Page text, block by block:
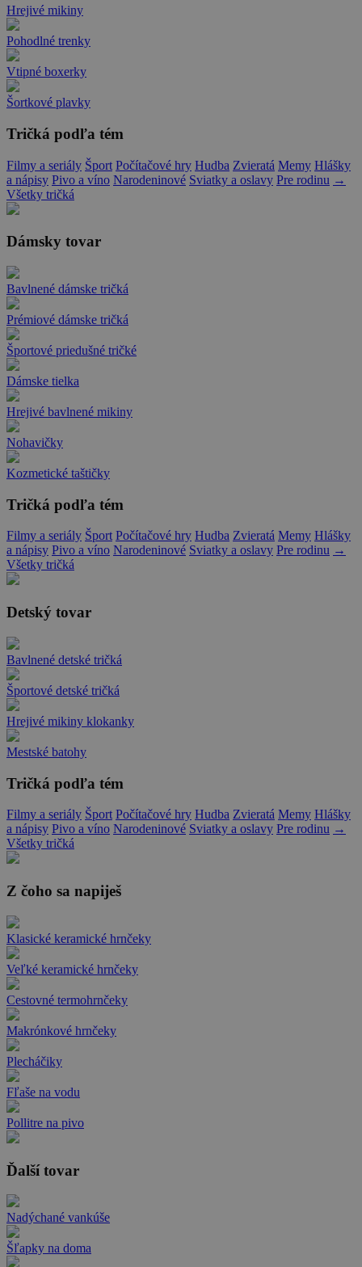
Hrejivé mikiny
Pohodlné trenky
Vtipné boxerky
Šortkové plavky
Tričká podľa tém
Filmy a seriály Šport Počítačové hry Hudba Zvieratá Memy Hlášky
a nápisy Pivo a víno Narodeninové Sviatky a oslavy Pre rodinu →
Všetky tričká
Dámsky tovar
Bavlnené dámske tričká
Prémiové dámske tričká
Športové priedušné tričké
Dámske tielka
Hrejivé bavlnené mikiny
Nohavičky
Kozmetické taštičky
Tričká podľa tém
Filmy a seriály Šport Počítačové hry Hudba Zvieratá Memy Hlášky
a nápisy Pivo a víno Narodeninové Sviatky a oslavy Pre rodinu →
Všetky tričká
Detský tovar
Bavlnené detské tričká
Športové detské tričká
Hrejivé mikiny klokanky
Mestské batohy
Tričká podľa tém
Filmy a seriály Šport Počítačové hry Hudba Zvieratá Memy Hlášky
a nápisy Pivo a víno Narodeninové Sviatky a oslavy Pre rodinu →
Všetky tričká
Z čoho sa napiješ
Klasické keramické hrnčeky
Veľké keramické hrnčeky
Cestovné termohrnčeky
Makrónkové hrnčeky
Plecháčiky
Fľaše na vodu
Pollitre na pivo
Ďalší tovar
Nadýchané vankúše
Šľapky na doma